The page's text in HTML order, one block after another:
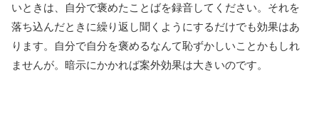
いときは、自分で褒めたことばを録音してください。それを
落ち込んだときに繰り返し聞くようにするだけでも効果はあ
ります。自分で自分を褒めるなんて恥ずかしいことかもしれ
ませんが。暗示にかかれば案外効果は大きいのです。